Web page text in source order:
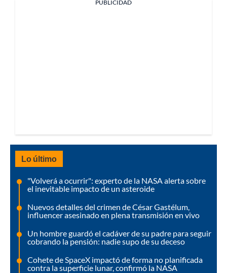
PUBLICIDAD
Lo último
"Volverá a ocurrir": experto de la NASA alerta sobre
el inevitable impacto de un asteroide
Nuevos detalles del crimen de César Gastélum,
influencer asesinado en plena transmisión en vivo
Un hombre guardó el cadáver de su padre para seguir
cobrando la pensión: nadie supo de su deceso
Cohete de SpaceX impactó de forma no planificada
contra la superficie lunar, confirmó la NASA